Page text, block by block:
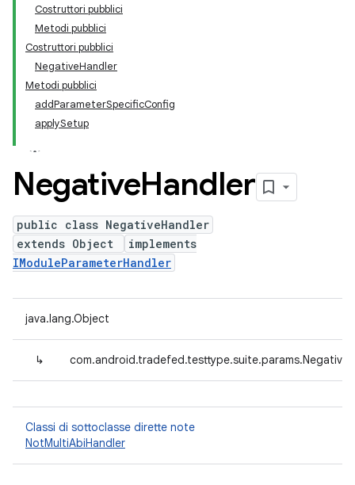
Costruttori pubblici
Metodi pubblici
Costruttori pubblici
NegativeHandler
Metodi pubblici
addParameterSpecificConfig
applySetup
NegativeHandler
public class NegativeHandler
extends Object
implements
IModuleParameterHandler
java.lang.Object
↳
Classi di sottoclasse dirette note
NotMultiAbiHandler